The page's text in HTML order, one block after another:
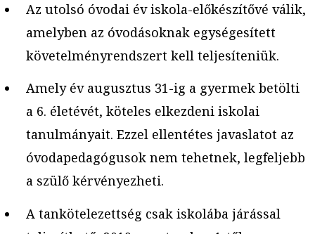
Az utolsó óvodai év iskola-előkészítővé válik,
amelyben az óvodásoknak egységesített
követelményrendszert kell teljesíteniük.
Amely év augusztus 31-ig a gyermek betölti
a 6. életévét, köteles elkezdeni iskolai
tanulmányait. Ezzel ellentétes javaslatot az
óvodapedagógusok nem tehetnek, legfeljebb
a szülő kérvényezheti.
A tankötelezettség csak iskolába járással